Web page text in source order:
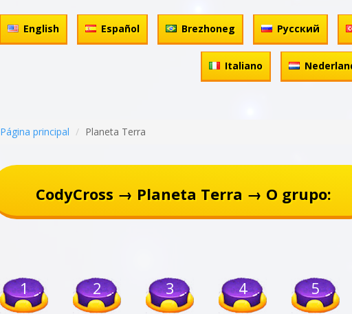
English Español Brezhoneg Русский
Italiano
Página principal Planeta Terra
CodyCross → Planeta Terra → O grupo:
1 2 3 4 5